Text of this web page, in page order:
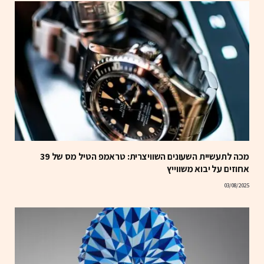
מכה לתעשיית השעונים השוויצרית: טראמפ הטיל מס של 39
אחוזים על יבוא משווייץ
03/08/2025